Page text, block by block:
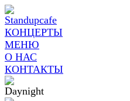
КОНЦЕРТЫ
МЕНЮ
О НАС
КОНТАКТЫ